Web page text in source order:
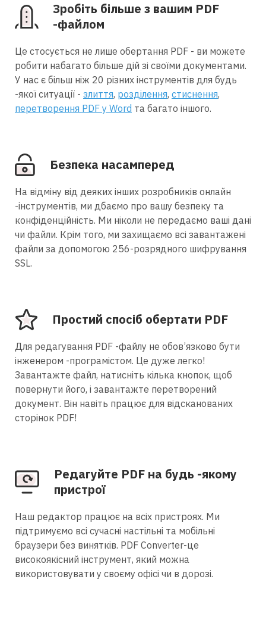
Зробіть більше з вашим PDF
-файлом
Це стосується не лише обертання PDF - ви можете
робити набагато більше дій зі своїми документами.
У нас є більш ніж 20 різних інструментів для будь
-якої ситуації - злиття, розділення, стиснення,
перетворення PDF у Word та багато іншого.
Безпека насамперед
На відміну від деяких інших розробників онлайн
-інструментів, ми дбаємо про вашу безпеку та
конфіденційність. Ми ніколи не передаємо ваші дані
чи файли. Крім того, ми захищаємо всі завантажені
файли за допомогою 256-розрядного шифрування
SSL.
Простий спосіб обертати PDF
Для редагування PDF -файлу не обов’язково бути
інженером -програмістом. Це дуже легко!
Завантажте файл, натисніть кілька кнопок, щоб
повернути його, і завантажте перетворений
документ. Він навіть працює для відсканованих
сторінок PDF!
Редагуйте PDF на будь -якому
пристрої
Наш редактор працює на всіх пристроях. Ми
підтримуємо всі сучасні настільні та мобільні
браузери без винятків. PDF Converter-це
високоякісний інструмент, який можна
використовувати у своєму офісі чи в дорозі.